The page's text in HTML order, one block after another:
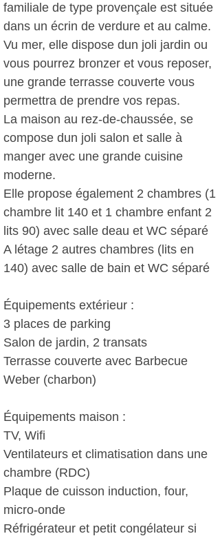
familiale de type provençale est située
dans un écrin de verdure et au calme.
Vu mer, elle dispose dun joli jardin ou
vous pourrez bronzer et vous reposer,
une grande terrasse couverte vous
permettra de prendre vos repas.
La maison au rez-de-chaussée, se
compose dun joli salon et salle à
manger avec une grande cuisine
moderne.
Elle propose également 2 chambres (1
chambre lit 140 et 1 chambre enfant 2
lits 90) avec salle deau et WC séparé
A létage 2 autres chambres (lits en
140) avec salle de bain et WC séparé
Équipements extérieur :
3 places de parking
Salon de jardin, 2 transats
Terrasse couverte avec Barbecue
Weber (charbon)
Équipements maison :
TV, Wifi
Ventilateurs et climatisation dans une
chambre (RDC)
Plaque de cuisson induction, four,
micro-onde
Réfrigérateur et petit congélateur si